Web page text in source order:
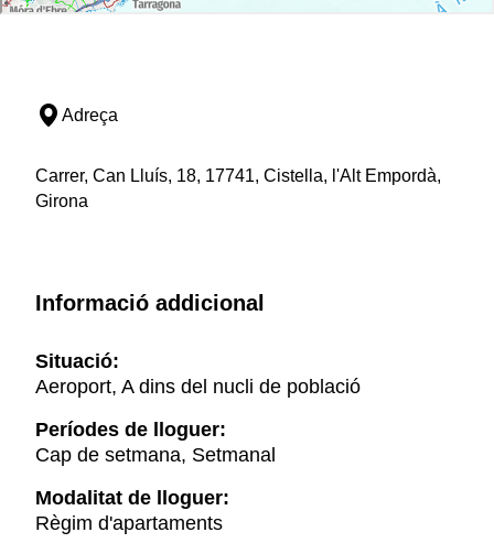
Adreça
Carrer, Can Lluís, 18, 17741, Cistella, l'Alt Empordà,
Girona
Informació addicional
Situació:
Aeroport, A dins del nucli de població
Períodes de lloguer:
Cap de setmana, Setmanal
Modalitat de lloguer:
Règim d'apartaments